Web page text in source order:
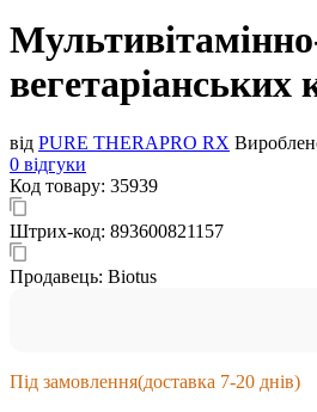
вегетаріанських
від PURE THERAPRO RX
0 відгуки
Код товару: 35939
Штрих-код: 893600821157
Продавець: Biotus
Під замовлення(доставка 7-20 днів)